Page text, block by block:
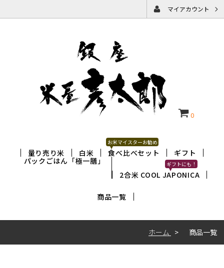
マイアカウント
0
量り売り米 白米 食べ比べセット
お米マイスターお勧め
ギフト
パックごはん「極一膳」
2合米 COOL JAPONICA
ギフトにも！
商品一覧
ホーム 商品一覧